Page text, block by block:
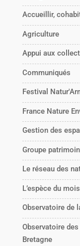
Accueillir,
Agriculture
Appui aux
Communiqués
Festival
France Nature
Gestion des
Groupe
Le réseau des
L’espèce du mois
Observatoire de
Observatoire
Bretagne